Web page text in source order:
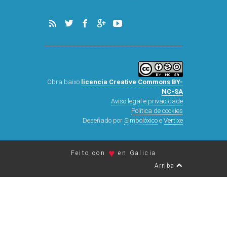
deseño. Disquecool apareceu en maio de
licencia Creative Commons BY-
Aviso legal e privacidade
Política de cookies
Simbolóxico Vertixe